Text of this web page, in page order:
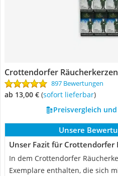
Crottendorfer
897 Bewertungen
ab 13,00 € ( Sofort lieferbar)
Preisvergleich
Unsere
Unser Fazit für Crottendorfer
In dem Crottendorfer
Exemplare enthalten, die sich